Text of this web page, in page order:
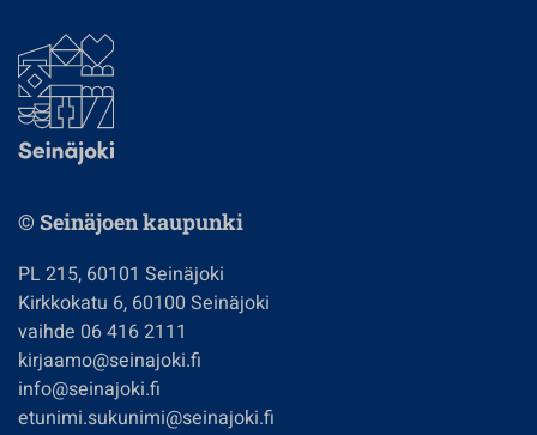
© Seinäjoen kaupunki
PL 215, 60101 Seinäjoki
Kirkkokatu 6, 60100 Seinäjoki
vaihde 06 416 2111
kirjaamo@seinajoki.fi
info@seinajoki.fi
etunimi.sukunimi@seinajoki.fi